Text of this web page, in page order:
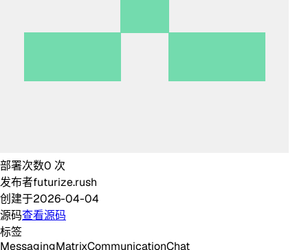
部署次数0 次
发布者futurize.rush
创建于2026-04-04
源码查看源码
标签
MessagingMatrixCommunicationChat